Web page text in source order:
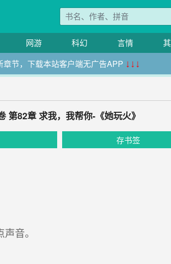
网游 科幻 言情
章节，下载本站客户端无广告APP ↓↓↓
第82章 求我，我帮你-《她玩火》
存书签
音。